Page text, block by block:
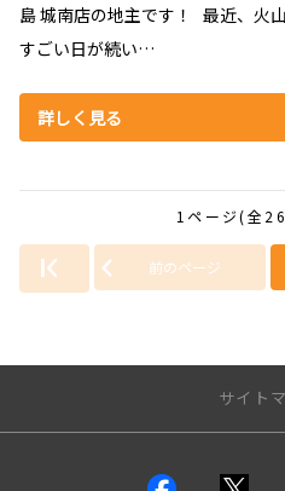
島 城南店の地主です！ 最近、火
すごい日が続い…
詳しく見る
1ページ(全
前のページ
サイト